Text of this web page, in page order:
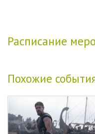
Расписание
Похожие